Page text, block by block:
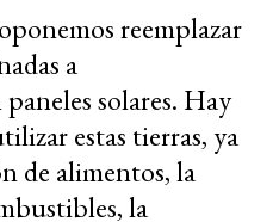
reemplazar
a
solares. Hay
estas tierras, ya
de alimentos, la
la